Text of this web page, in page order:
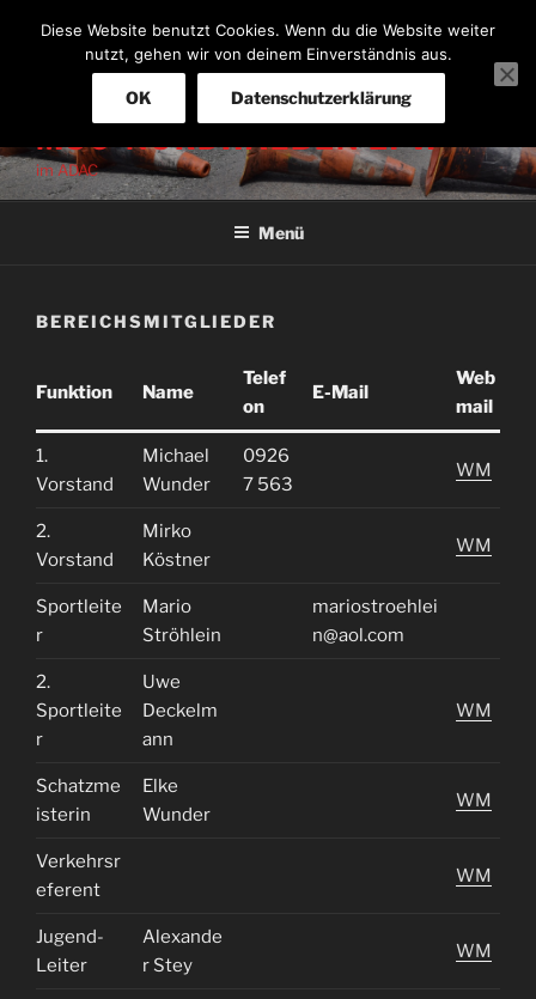
Inhalt
MSC-NORDHALBEN E. V.
im ADAC
Menü
BEREICHSMITGLIEDER
Funktion Name
Telef
on
E-Mail
Web
mail
1.
Vorstand
Michael
Wunder
0926
7 563
WM
2.
Vorstand
Mirko
Köstner
WM
Sportleite
r
Mario
Ströhlein
mariostroehlei
n@aol.com
2.
Sportleite
r
Uwe
Deckelm
ann
WM
Schatzme
isterin
Elke
Wunder
WM
Verkehrsr
eferent
WM
Jugend-
Leiter
Alexande
r Stey
WM
Diese Website benutzt Cookies. Wenn du die Website weiter
nutzt, gehen wir von deinem Einverständnis aus.
OK Datenschutzerklärung